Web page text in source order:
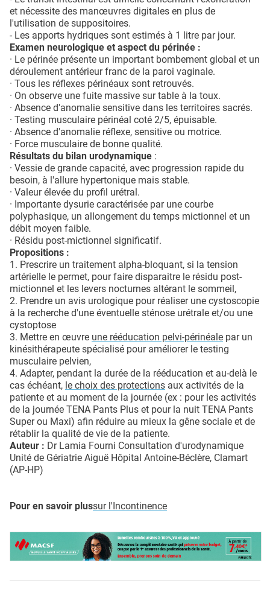
et nécessite des manœuvres digitales en plus de
l'utilisation de suppositoires.
- Les apports hydriques sont estimés à 1 litre par jour.
Examen neurologique et aspect du périnée :
· Le périnée présente un important bombement global et un
déroulement antérieur franc de la paroi vaginale.
· Tous les réflexes périnéaux sont retrouvés.
· On observe une fuite massive sur table à la toux.
· Absence d'anomalie sensitive dans les territoires sacrés.
· Testing musculaire périnéal coté 2/5, épuisable.
· Absence d'anomalie réflexe, sensitive ou motrice.
· Force musculaire de bonne qualité.
Résultats du bilan urodynamique :
· Vessie de grande capacité, avec progression rapide du
besoin, à l'allure hypertonique mais stable.
· Valeur élevée du profil urétral.
· Importante dysurie caractérisée par une courbe
polyphasique, un allongement du temps mictionnel et un
débit moyen faible.
· Résidu post-mictionnel significatif.
Propositions :
1. Prescrire un traitement alpha-bloquant, si la tension
artérielle le permet, pour faire disparaitre le résidu post-
mictionnel et les levers nocturnes altérant le sommeil,
2. Prendre un avis urologique pour réaliser une cystoscopie
à la recherche d'une éventuelle sténose urétrale et/ou une
cystoptose
3. Mettre en œuvre une rééducation pelvi-périnéale par un
kinésithérapeute spécialisé pour améliorer le testing
musculaire pelvien,
4. Adapter, pendant la durée de la rééducation et au-delà le
cas échéant, le choix des protections aux activités de la
patiente et au moment de la journée (ex : pour les activités
de la journée TENA Pants Plus et pour la nuit TENA Pants
Super ou Maxi) afin réduire au mieux la gêne sociale et de
rétablir la qualité de vie de la patiente.
Auteur : Dr Lamia Fourni Consultation d'urodynamique
Unité de Gériatrie Aiguë Hôpital Antoine-Béclère, Clamart
(AP-HP)
Pour en savoir plussur l'Incontinence